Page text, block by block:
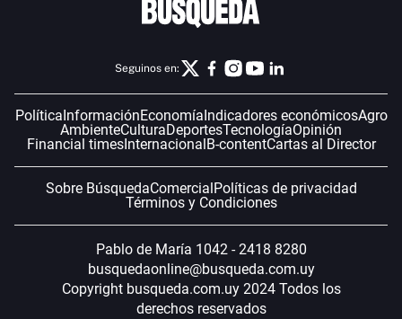
Seguinos en:
PolíticaInformaciónEconomíaIndicadores económicosAgro
AmbienteCulturaDeportesTecnologíaOpinión
Financial timesInternacionalB-contentCartas al Director
Sobre BúsquedaComercialPolíticas de privacidad
Términos y Condiciones
Pablo de María 1042 - 2418 8280
busquedaonline@busqueda.com.uy
Copyright busqueda.com.uy 2024 Todos los
derechos reservados